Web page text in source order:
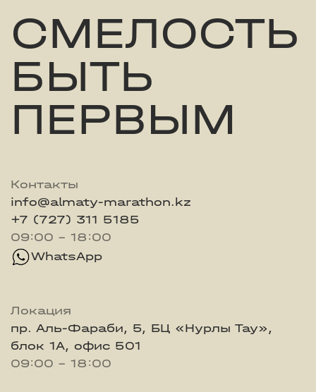
СМЕЛОСТЬ
БЫТЬ
ПЕРВЫМ
Контакты
info@almaty-marathon.kz
+7 (727) 311 5185
09:00 - 18:00
WhatsApp
Локация
пр. Аль-Фараби, 5, БЦ «Нурлы Тау»,
блок 1А, офис 501
09:00 - 18:00